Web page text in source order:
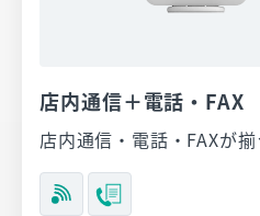
店内通信＋電話・FAX
店内通信・電話・FAXが